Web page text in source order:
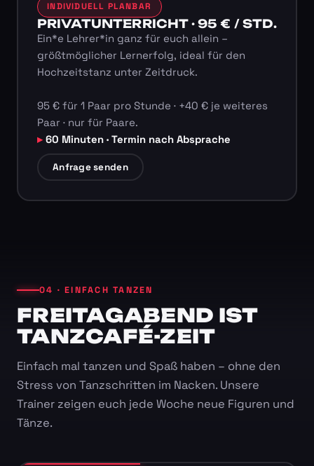
INDIVIDUELL PLANBAR
PRIVATUNTERRICHT · 95 € / STD.
Ein*e Lehrer*in ganz für euch allein –
größtmöglicher Lernerfolg, ideal für den
Hochzeitstanz unter Zeitdruck.
95 € für 1 Paar pro Stunde · +40 € je weiteres
Paar · nur für Paare.
60 Minuten · Termin nach Absprache
Anfrage senden
04 · EINFACH TANZEN
FREITAGABEND IST
TANZCAFÉ-ZEIT
Einfach mal tanzen und Spaß haben – ohne den
Stress von Tanzschritten im Nacken. Unsere
Trainer zeigen euch jede Woche neue Figuren und
Tänze.